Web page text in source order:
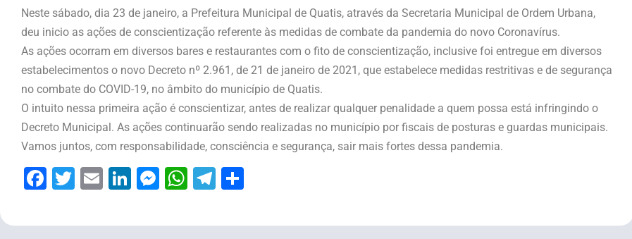
Neste sábado, dia 23 de janeiro, a Prefeitura Municipal de Quatis, através da Secretaria Municipal de Ordem Urbana,
deu inicio as ações de conscientização referente às medidas de combate da pandemia do novo Coronavírus.
As ações ocorram em diversos bares e restaurantes com o fito de conscientização, inclusive foi entregue em diversos
estabelecimentos o novo Decreto nº 2.961, de 21 de janeiro de 2021, que estabelece medidas restritivas e de segurança
no combate do COVID-19, no âmbito do município de Quatis.
O intuito nessa primeira ação é conscientizar, antes de realizar qualquer penalidade a quem possa está infringindo o
Decreto Municipal. As ações continuarão sendo realizadas no município por fiscais de posturas e guardas municipais.
Vamos juntos, com responsabilidade, consciência e segurança, sair mais fortes dessa pandemia.
Facebook
Twitter
EmailLinkedIn
Messenger
WhatsApp
Telegram